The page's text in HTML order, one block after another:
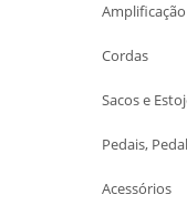
Amplificação
Cordas
Sacos e
Pedais,
Acessórios